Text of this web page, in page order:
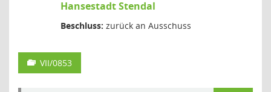
Hansestadt Stendal
Beschluss: zurück an Ausschuss
VII/0853